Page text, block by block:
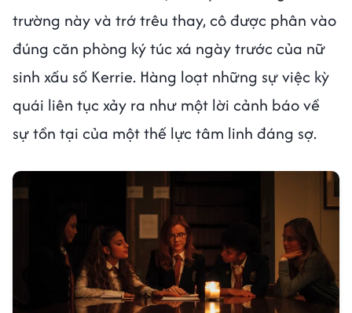
trường này và trớ trêu thay, cô được phân vào
đúng căn phòng ký túc xá ngày trước của nữ
sinh xấu số Kerrie. Hàng loạt những sự việc kỳ
quái liên tục xảy ra như một lời cảnh báo về
sự tồn tại của một thế lực tâm linh đáng sợ.